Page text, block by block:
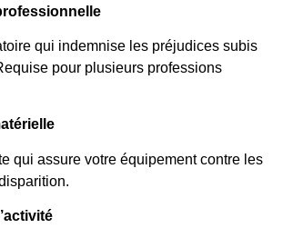
qui indemnise les préjudices subis
pour plusieurs professions
qui assure votre équipement contre les